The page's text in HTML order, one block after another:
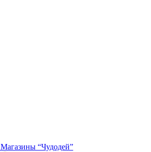
Магазины “Чудодей”